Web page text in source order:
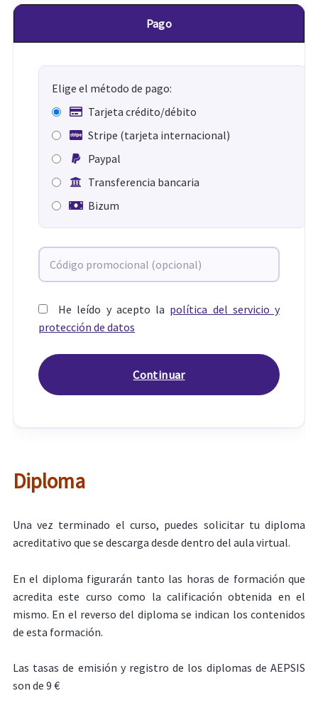
Pago
Elige el método de pago:
Tarjeta crédito/débito
Stripe (tarjeta internacional)
Paypal
Transferencia bancaria
Bizum
He leído y acepto la política del servicio y
protección de datos
Diploma
Una vez terminado el curso, puedes solicitar tu diploma
acreditativo que se descarga desde dentro del aula virtual.
En el diploma figurarán tanto las horas de formación que
acredita este curso como la calificación obtenida en el
mismo. En el reverso del diploma se indican los contenidos
de esta formación.
Las tasas de emisión y registro de los diplomas de AEPSIS
son de 9 €